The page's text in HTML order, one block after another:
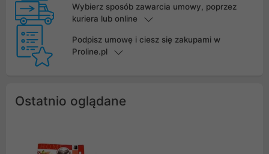
Wybierz sposób zawarcia umowy, poprzez
kuriera lub online
Podpisz umowę i ciesz się zakupami w
Proline.pl
Ostatnio oglądane